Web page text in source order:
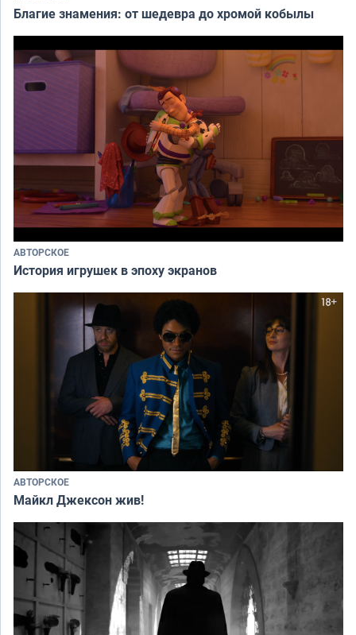
Благие знамения: от шедевра до хромой кобылы
АВТОРСКОЕ
История игрушек в эпоху экранов
АВТОРСКОЕ
Майкл Джексон жив!